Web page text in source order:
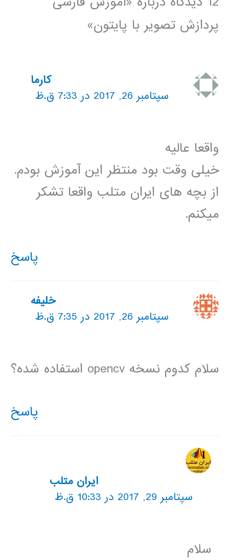
پردازش تصویر با پایتون»
کارما
سپتامبر 26, 2017 در 7:33 ق.ظ
واقعا عالیه
خیلی وقت بود منتظر این آموزش بودم.
از بچه های ایران متلب واقعا تشکر
میکنم.
پاسخ
خلیفه
سپتامبر 26, 2017 در 7:35 ق.ظ
سلام کدوم نسخه opencv استفاده شده؟
پاسخ
ایران متلب
سپتامبر 29, 2017 در 10:33 ق.ظ
سلام